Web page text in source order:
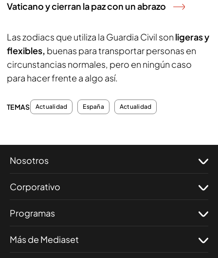
Vaticano y cierran la paz con un abrazo
Las zodiacs que utiliza la Guardia Civil son ligeras y
flexibles, buenas para transportar personas en
circunstancias normales, pero en ningún caso
para hacer frente a algo así.
TEMAS Actualidad España Actualidad
Nosotros
Corporativo
Programas
Más de Mediaset